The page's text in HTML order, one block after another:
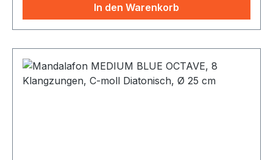
In den Warenkorb